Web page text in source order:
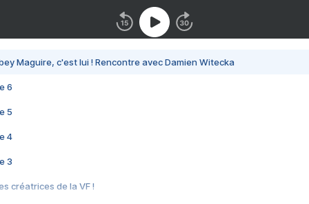
Maguire, c'est lui ! Rencontre avec Damien Witecka
6
5
4
3
créatrices de la VF !